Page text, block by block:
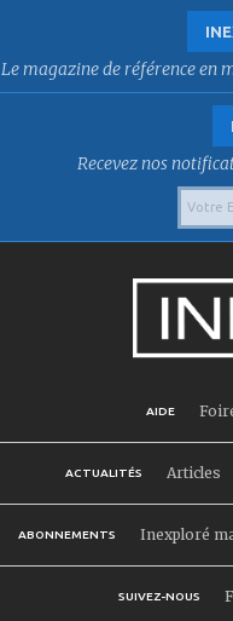
Le magazine de référence en
Recevez nos
AIDE
ACTUALITÉS Articles
ABONNEMENTS Inexploré
SUIVEZ-NOUS